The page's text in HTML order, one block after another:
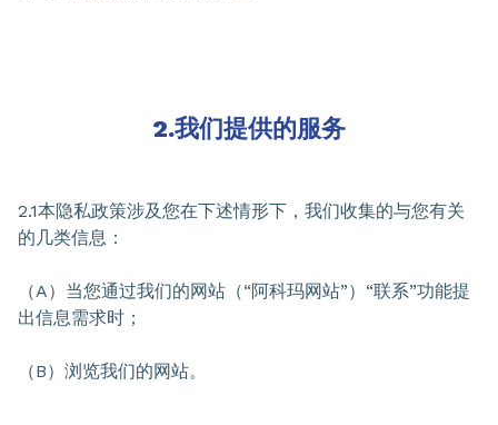
2.我们提供的服务
2.1本隐私政策涉及您在下述情形下，我们收集的与您有关
的几类信息：
（A）当您通过我们的网站（“阿科玛网站”）“联系”功能提
出信息需求时；
（B）浏览我们的网站。